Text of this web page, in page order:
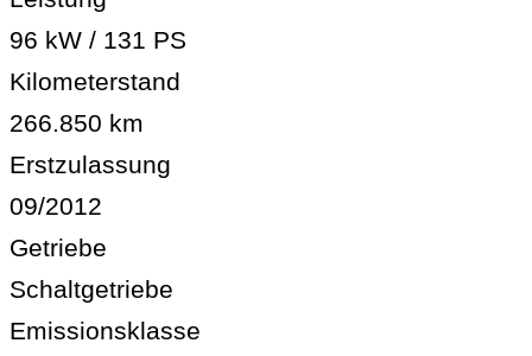
96 kW / 131 PS
Kilometerstand
266.850 km
Erstzulassung
09/2012
Getriebe
Schaltgetriebe
Emissionsklasse